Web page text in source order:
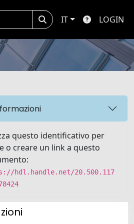
IT LOGIN
questo identificativo per
o creare un link a questo
hdl.handle.net/20.500.117